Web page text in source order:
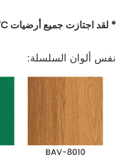
* لقد اجتازت جميع أرضيات PVC الطبية لدينا معايير الاختبار الدولية الرئيسية.
نفس ألوان السلسلة: